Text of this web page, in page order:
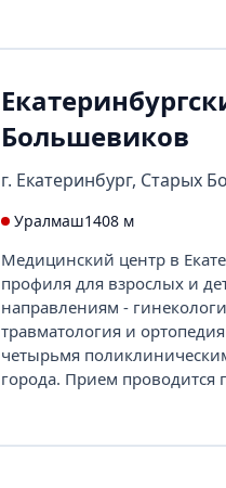
Большевиков
г. Екатеринбург, Старых
Уралмаш1408 м
Медицинский центр в
профиля для взрослых и
направлениям -
травматология и
четырьмя
города. Прием проводится